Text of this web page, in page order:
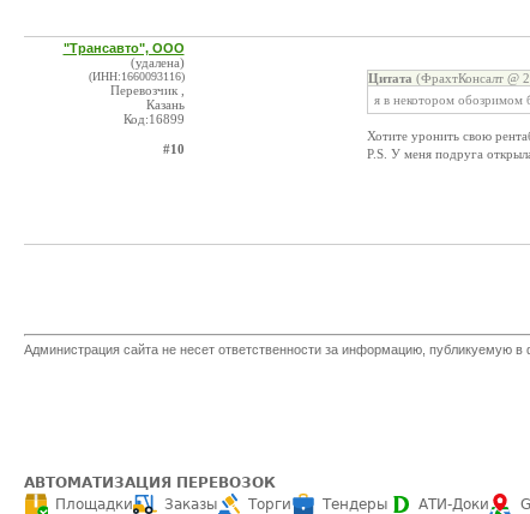
"Трансавто", ООО
(удалена)
(ИНН:1660093116)
Перевозчик ,
Казань
Код:16899
#10
Цитата (ФрахтКонсалт @
я в некотором обозримом
Хотите уронить свою
P.S. У меня подруга
Администрация сайта не несет ответственности за информацию, публикуемую
АВТОМАТИЗАЦИЯ ПЕРЕВОЗОК
Площадки
Заказы Торги Тендеры АТИ-Доки